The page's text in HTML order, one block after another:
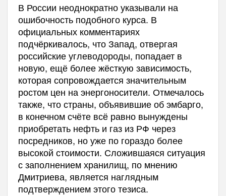
В России неоднократно указывали на
ошибочность подобного курса. В
официальных комментариях
подчёркивалось, что Запад, отвергая
российские углеводороды, попадает в
новую, ещё более жёсткую зависимость,
которая сопровождается значительным
ростом цен на энергоносители. Отмечалось
также, что страны, объявившие об эмбарго,
в конечном счёте всё равно вынуждены
приобретать нефть и газ из РФ через
посредников, но уже по гораздо более
высокой стоимости. Сложившаяся ситуация
с заполнением хранилищ, по мнению
Дмитриева, является наглядным
подтверждением этого тезиса.